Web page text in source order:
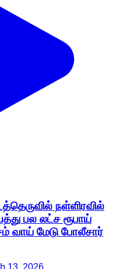
நள்ளிரவில்
பல லட்ச ரூபாய்
வாய் மேடு போலீசார்